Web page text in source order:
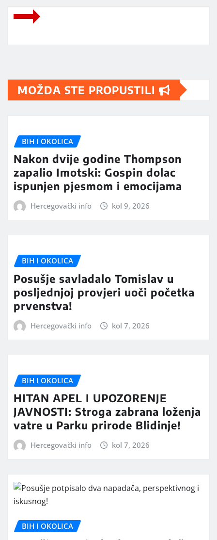
MOŽDA STE PROPUSTILI
BIH I OKOLICA
Nakon dvije godine Thompson
zapalio Imotski: Gospin dolac
ispunjen pjesmom i emocijama
Hercegovački info kol 9, 2026
BIH I OKOLICA
Posušje savladalo Tomislav u
posljednjoj provjeri uoči početka
prvenstva!
Hercegovački info kol 7, 2026
BIH I OKOLICA
HITAN APEL I UPOZORENJE
JAVNOSTI: Stroga zabrana loženja
vatre u Parku prirode Blidinje!
Hercegovački info kol 7, 2026
BIH I OKOLICA